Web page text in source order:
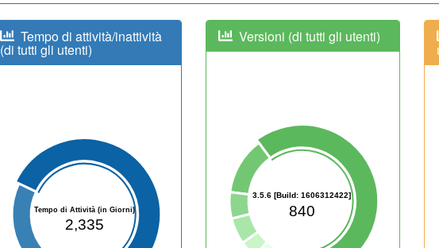
Tempo di attività/inattività
(di tutti gli utenti)
Tempo di Attività (in Giorni)
2,335
Versioni (di tutti gli utenti)
3.5.6 [Build: 1606312422]
840